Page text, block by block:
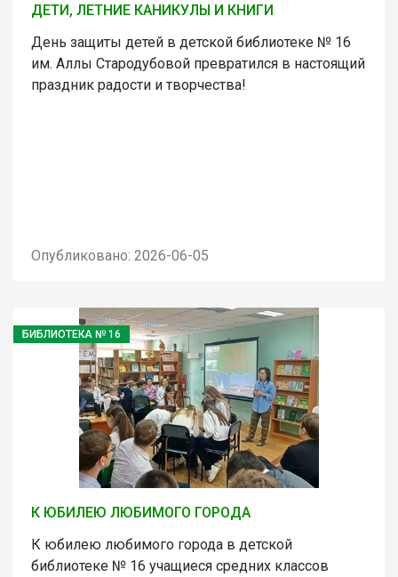
ДЕТИ, ЛЕТНИЕ КАНИКУЛЫ И КНИГИ
День защиты детей в детской библиотеке № 16
им. Аллы Стародубовой превратился в настоящий
праздник радости и творчества!
Опубликовано: 2026-06-05
БИБЛИОТЕКА № 16
К ЮБИЛЕЮ ЛЮБИМОГО ГОРОДА
К юбилею любимого города в детской
библиотеке № 16 учащиеся средних классов